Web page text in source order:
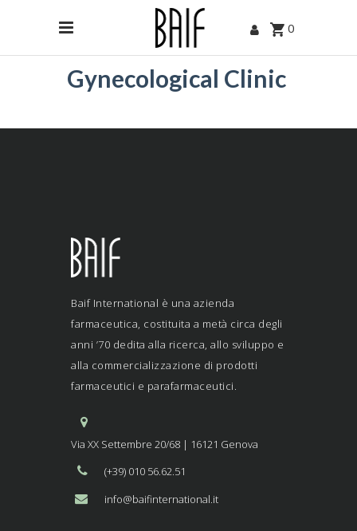
0
Gynecological Clinic
Baif International è una azienda
farmaceutica, costituita a metà circa degli
anni ’70 dedita alla ricerca, allo sviluppo e
alla commercializzazione di prodotti
farmaceutici e parafarmaceutici.
Via XX Settembre 20/68 | 16121 Genova
(+39) 010 56.62.51
info@baifinternational.it